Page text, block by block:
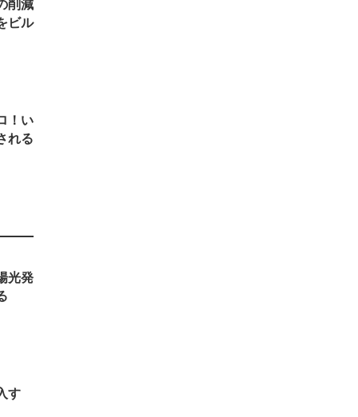
削減
ビル
！い
れる
光発
す